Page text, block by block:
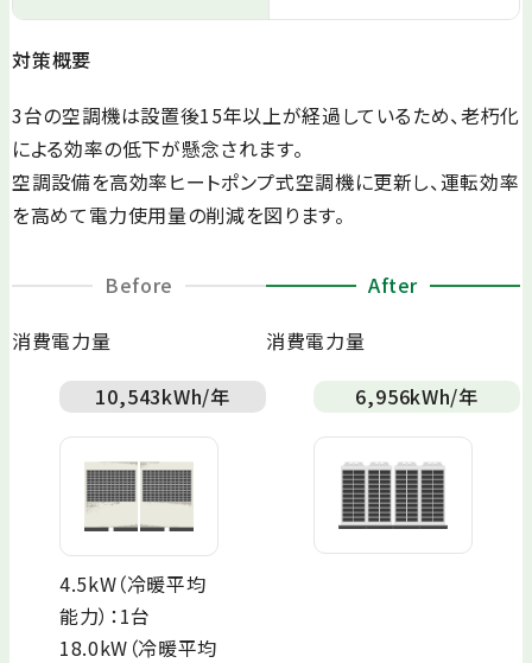
対策概要
3台の空調機は設置後15年以上が経過しているため、老朽化
による効率の低下が懸念されます。
空調設備を高効率ヒートポンプ式空調機に更新し、運転効率
を高めて電力使用量の削減を図ります。
Before
消費電力量
10,543kWh/年
4.5kW（冷暖平均
能力）：1台
18.0kW（冷暖平均
After
消費電力量
6,956kWh/年